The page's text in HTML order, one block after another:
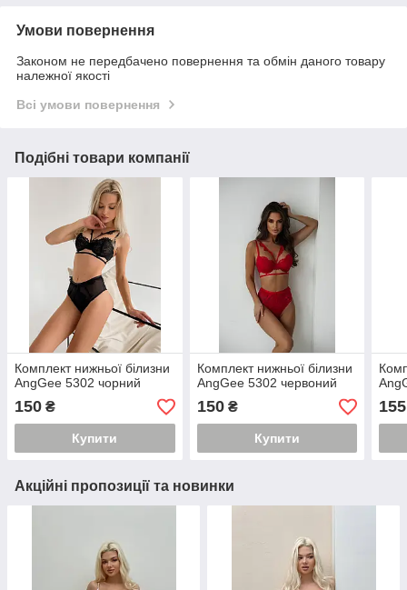
Умови повернення
Законом не передбачено повернення та обмін даного товару
належної якості
Всі умови повернення
Подібні товари компанії
Комплект нижньої білизни
AngGee 5302 чорний
150 ₴
Купити
Комплект нижньої білизни
AngGee 5302 червоний
150₴
Купити
155
Акційні пропозиції та новинки